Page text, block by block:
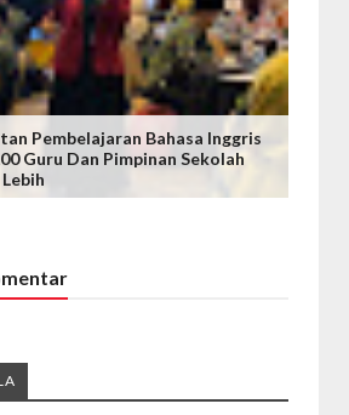
Pembelajaran Bahasa Inggris
Guru Dan Pimpinan Sekolah